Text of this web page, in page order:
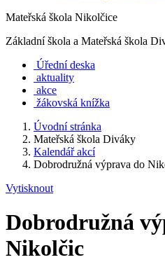
Mateřská škola Nikolčice
Základní škola a Mateřská škola
Úřední deska
aktuality
akce
žákovská knížka
Úvodní stránka
Mateřská škola Diváky
Kalendář akcí
Dobrodružná výprava do
Vytisknout
Dobrodružná
Nikolčic